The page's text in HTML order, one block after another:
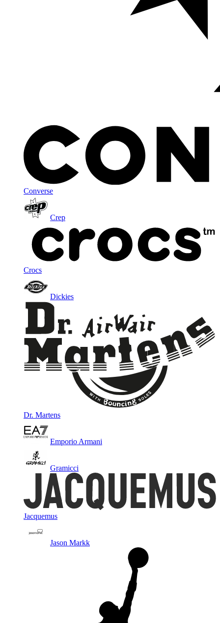
Converse
Crep
Crocs
Dickies
Dr. Martens
Emporio Armani
Gramicci
Jacquemus
Jason Markk